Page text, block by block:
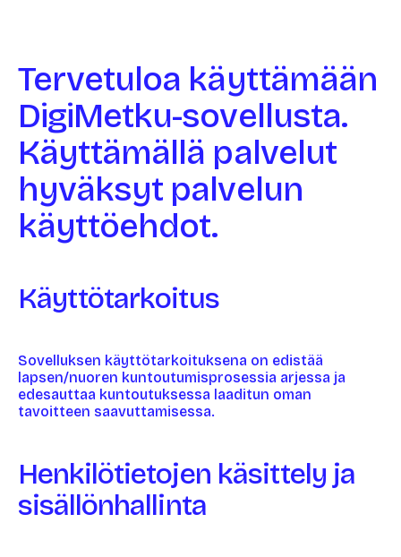
Tervetuloa käyttämään
DigiMetku-sovellusta.
Käyttämällä palvelut
hyväksyt palvelun
käyttöehdot.
Käyttötarkoitus
Sovelluksen käyttötarkoituksena on edistää
lapsen/nuoren kuntoutumisprosessia arjessa ja
edesauttaa kuntoutuksessa laaditun oman
tavoitteen saavuttamisessa.
Henkilötietojen käsittely ja
sisällönhallinta